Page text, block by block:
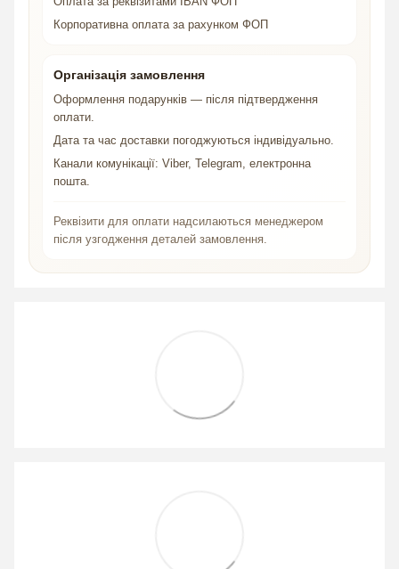
Корпоративна оплата за рахунком ФОП
Організація замовлення
Оформлення подарунків — після підтвердження
оплати.
Дата та час доставки погоджуються індивідуально.
Канали комунікації: Viber, Telegram, електронна
пошта.
Реквізити для оплати надсилаються менеджером
після узгодження деталей замовлення.